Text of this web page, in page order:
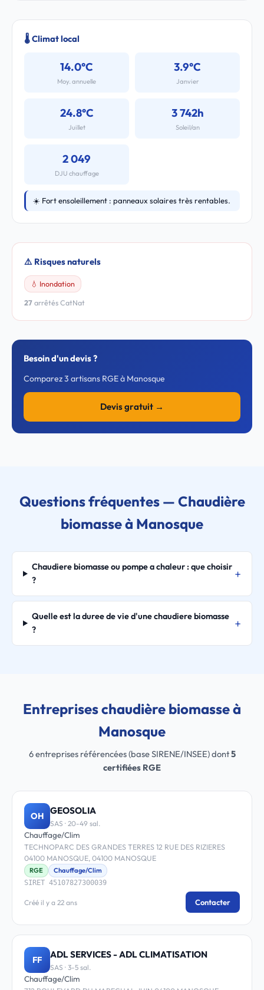
🌡️ Climat local
14.0°C
Moy. annuelle
3.9°C
Janvier
24.8°C
Juillet
3 742h
Soleil/an
2 049
DJU chauffage
☀️ Fort ensoleillement : panneaux solaires très rentables.
⚠️ Risques naturels
💧 Inondation
27 arrêtés CatNat
Besoin d'un devis ?
Comparez 3 artisans RGE à Manosque
Devis gratuit →
Questions fréquentes — Chaudière
biomasse à Manosque
Chaudiere biomasse ou pompe a chaleur : que choisir
?
Quelle est la duree de vie d'une chaudiere biomasse
?
Entreprises chaudière biomasse à
Manosque
6 entreprises référencées (base SIRENE/INSEE) dont5
certifiées RGE
OH GEOSOLIA
SAS · 20-49 sal.
Chauffage/Clim
TECHNOPARC DES GRANDES TERRES 12 RUE DES RIZIERES
04100 MANOSQUE, 04100 MANOSQUE
RGE
Chauffage/Clim
SIRET 45107827300039
Créé il y a 22 ans Contacter
FF ADL SERVICES - ADL CLIMATISATION
SAS · 3-5 sal.
Chauffage/Clim